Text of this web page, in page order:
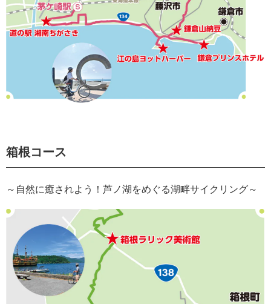
箱根コース
～自然に癒されよう！芦ノ湖をめぐる湖畔サイクリング～